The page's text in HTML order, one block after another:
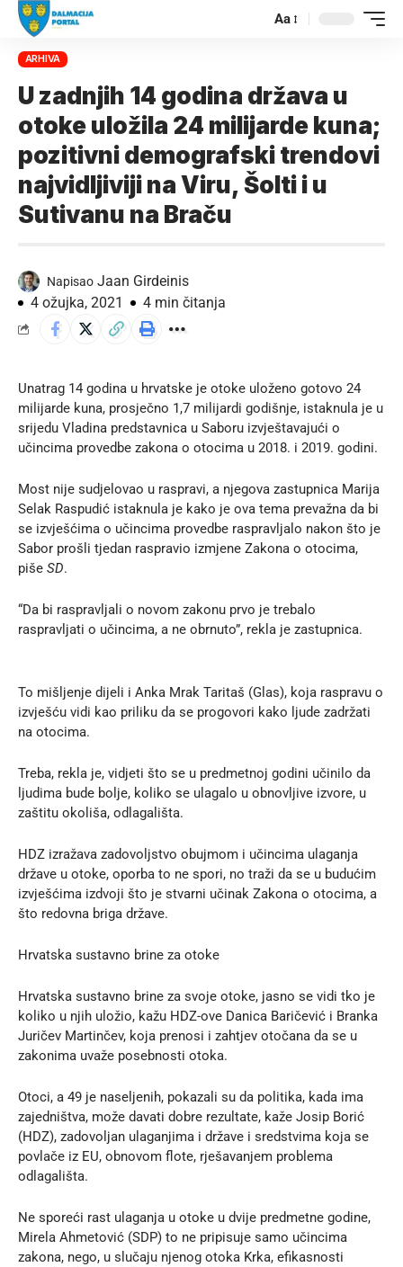
Aa
ARHIVA
U zadnjih 14 godina država u
otoke uložila 24 milijarde kuna;
pozitivni demografski trendovi
najvidljiviji na Viru, Šolti i u
Sutivanu na Braču
Napisao Jaan Girdeinis
4 ožujka, 2021
4 min čitanja
Unatrag 14 godina u hrvatske je otoke uloženo gotovo 24
milijarde kuna, prosječno 1,7 milijardi godišnje, istaknula je u
srijedu Vladina predstavnica u Saboru izvještavajući o
učincima provedbe zakona o otocima u 2018. i 2019. godini.
Most nije sudjelovao u raspravi, a njegova zastupnica Marija
Selak Raspudić istaknula je kako je ova tema prevažna da bi
se izvješćima o učincima provedbe raspravljalo nakon što je
Sabor prošli tjedan raspravio izmjene Zakona o otocima,
piše SD.
“Da bi raspravljali o novom zakonu prvo je trebalo
raspravljati o učincima, a ne obrnuto”, rekla je zastupnica.
To mišljenje dijeli i Anka Mrak Taritaš (Glas), koja raspravu o
izvješću vidi kao priliku da se progovori kako ljude zadržati
na otocima.
Treba, rekla je, vidjeti što se u predmetnoj godini učinilo da
ljudima bude bolje, koliko se ulagalo u obnovljive izvore, u
zaštitu okoliša, odlagališta.
HDZ izražava zadovoljstvo obujmom i učincima ulaganja
države u otoke, oporba to ne spori, no traži da se u budućim
izvješćima izdvoji što je stvarni učinak Zakona o otocima, a
što redovna briga države.
Hrvatska sustavno brine za otoke
Hrvatska sustavno brine za svoje otoke, jasno se vidi tko je
koliko u njih uložio, kažu HDZ-ove Danica Baričević i Branka
Juričev Martinčev, koja prenosi i zahtjev otočana da se u
zakonima uvaže posebnosti otoka.
Otoci, a 49 je naseljenih, pokazali su da politika, kada ima
zajedništva, može davati dobre rezultate, kaže Josip Borić
(HDZ), zadovoljan ulaganjima i države i sredstvima koja se
povlače iz EU, obnovom flote, rješavanjem problema
odlagališta.
Ne sporeći rast ulaganja u otoke u dvije predmetne godine,
Mirela Ahmetović (SDP) to ne pripisuje samo učincima
zakona, nego, u slučaju njenog otoka Krka, efikasnosti